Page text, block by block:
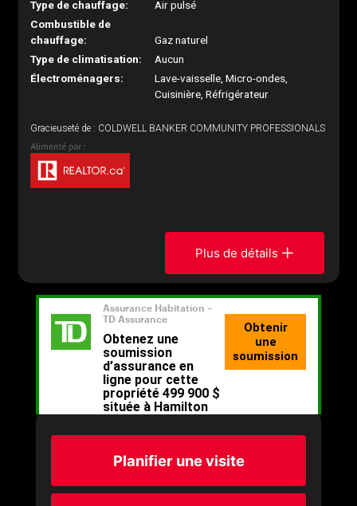
Type de chauffage:
Air pulsé
Combustible de
chauffage:
Gaz naturel
Type de climatisation:
Aucun
Électroménagers:
Lave-vaisselle, Micro-ondes,
Cuisinière, Réfrigérateur
Gracieuseté de : COLDWELL BANKER COMMUNITY PROFESSIONALS
Plus de détails
Planifier une visite